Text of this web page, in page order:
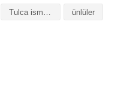
Tulca isminin numerolojisi ünlüler